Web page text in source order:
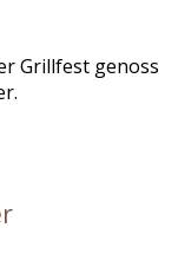
Grillfest genoss